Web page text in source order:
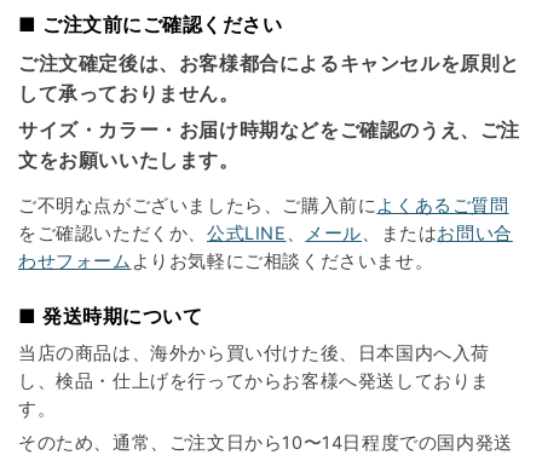
■ ご注文前にご確認ください
ご注文確定後は、お客様都合によるキャンセルを原則と
して承っておりません。
サイズ・カラー・お届け時期などをご確認のうえ、ご注
文をお願いいたします。
ご不明な点がございましたら、ご購入前によくあるご質問
をご確認いただくか、 公式LINE 、 メール、またはお問い合
わせフォーム よりお気軽にご相談くださいませ。
■ 発送時期について
当店の商品は、海外から買い付けた後、日本国内へ入荷
し、検品・仕上げを行ってからお客様へ発送しておりま
す。
そのため、通常、ご注文日から10〜14日程度での国内発送